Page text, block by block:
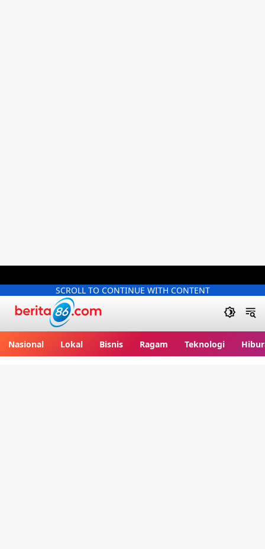
SCROLL TO CONTINUE WITH CONTENT
Nasional Lokal Bisnis Ragam Teknologi